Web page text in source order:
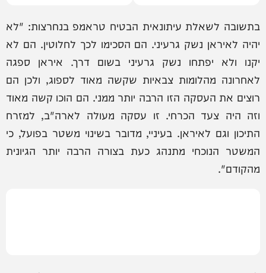
בתשובה לשאלת עיתונאית הבטיח טראמפ בנחרצות: "לא
יהיה לאיראן נשק גרעיני. הם הסכימו לכך לחלוטין. הם לא
יקנו ולא יפתחו נשק גרעיני בשום דרך. איראן ספגה
לאחרונה מהלומות צבאיות שקשה מאוד לספוג, ולכן הם
רוצים את העסקה הזו הרבה יותר ממני. הם הוכו קשה מאוד
וזה היה צעד הכרחי. זו עסקה מעולה לארה"ב, למזרח
התיכון וגם לאיראן. בעיניי, מדובר בשינוי משטר בפועל, כי
המשטר הנוכחי מתנהג כעת בצורה הרבה יותר הגיונית
מהקודם".